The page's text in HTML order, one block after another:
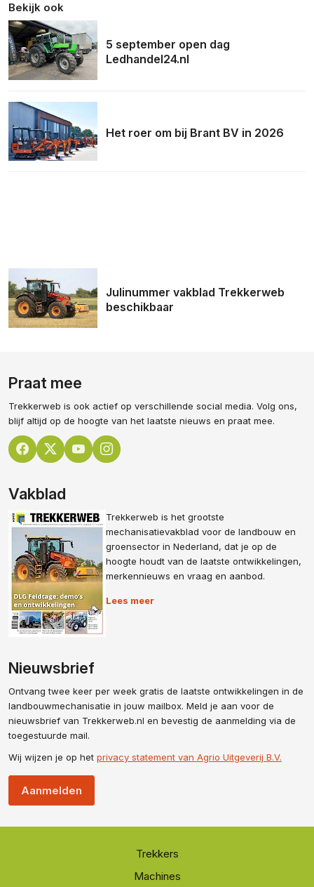
Bekijk ook
5 september open dag
Ledhandel24.nl
Het roer om bij Brant BV in 2026
Julinummer vakblad Trekkerweb
beschikbaar
Praat mee
Trekkerweb is ook actief op verschillende social media. Volg ons,
blijf altijd op de hoogte van het laatste nieuws en praat mee.
Vakblad
Trekkerweb is het grootste
mechanisatievakblad voor de landbouw en
groensector in Nederland, dat je op de
hoogte houdt van de laatste ontwikkelingen,
merkennieuws en vraag en aanbod.
Lees meer
Nieuwsbrief
Ontvang twee keer per week gratis de laatste ontwikkelingen in de
landbouwmechanisatie in jouw mailbox. Meld je aan voor de
nieuwsbrief van Trekkerweb.nl en bevestig de aanmelding via de
toegestuurde mail.
Wij wijzen je op het privacy statement van Agrio Uitgeverij B.V.
Aanmelden
Trekkers
Machines